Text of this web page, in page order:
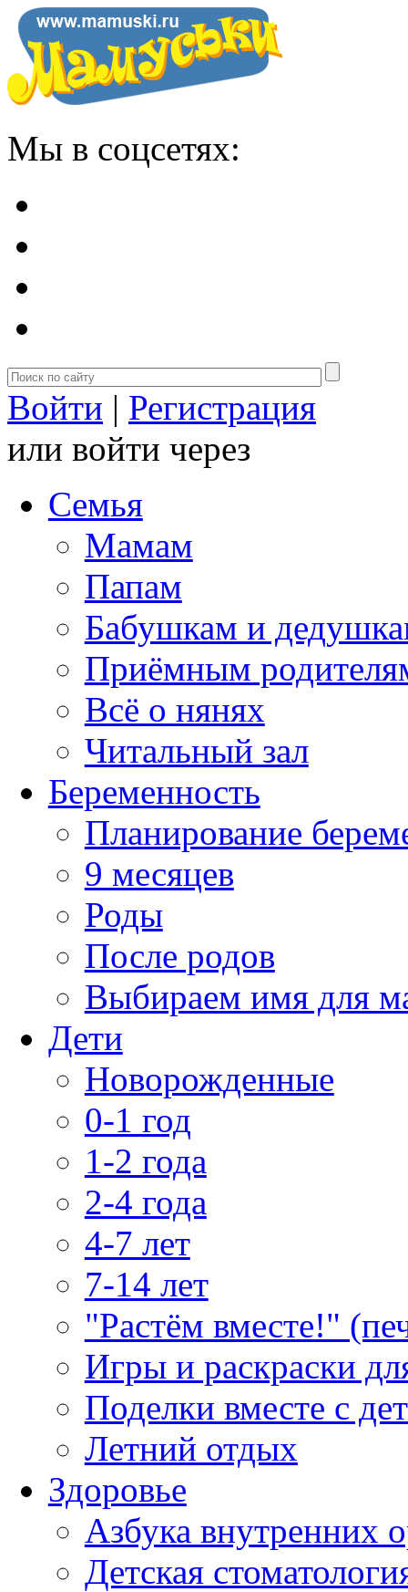
Мы в соцсетях:
Войти | Регистрация
или войти через
Семья
Мамам
Папам
Бабушкам и
Приёмным
Всё о нянях
Читальный зал
Беременность
Планирование
9 месяцев
Роды
После родов
Выбираем имя для
Дети
Новорожденные
0-1 год
1-2 года
2-4 года
4-7 лет
7-14 лет
"Растём вместе!"
Игры и раскраски
Поделки вместе с
Летний отдых
Здоровье
Азбука внутренних
Детская